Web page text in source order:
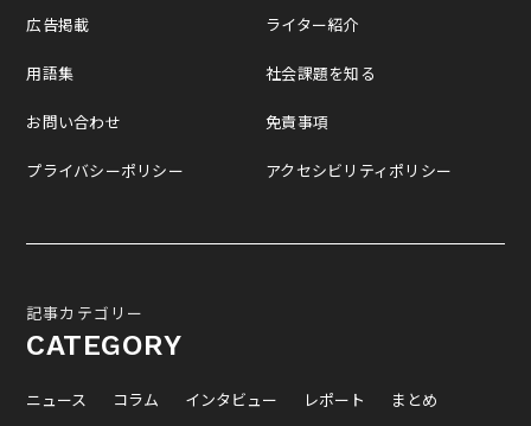
広告掲載
用語集
お問い合わせ
プライバシーポリシー
ライター紹介
社会課題を知る
免責事項
アクセシビリティポリシー
記事カテゴリー
CATEGORY
ニュース コラム インタビュー レポート
まとめ